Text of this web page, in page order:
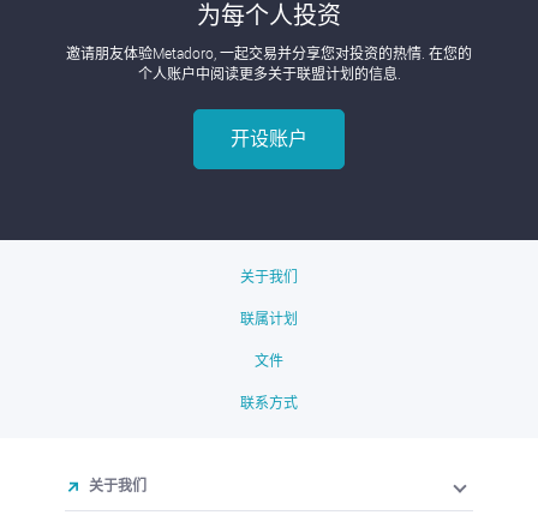
为每个人投资
邀请朋友体验Metadoro, 一起交易并分享您对投资的热情. 在您的
个人账户中阅读更多关于联盟计划的信息.
开设账户
关于我们
联属计划
文件
联系方式
关于我们